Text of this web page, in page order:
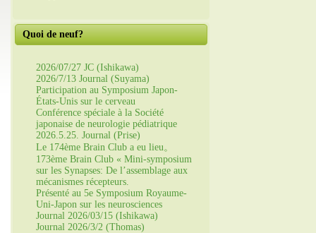
Quoi de neuf?
2026/07/27 JC (Ishikawa)
2026/7/13 Journal (Suyama)
Participation au Symposium Japon-
États-Unis sur le cerveau
Conférence spéciale à la Société
japonaise de neurologie pédiatrique
2026.5.25. Journal (Prise)
Le 174ème Brain Club a eu lieu。
173ème Brain Club « Mini-symposium
sur les Synapses: De l’assemblage aux
mécanismes récepteurs.
Présenté au 5e Symposium Royaume-
Uni-Japon sur les neurosciences
Journal 2026/03/15 (Ishikawa)
Journal 2026/3/2 (Thomas)